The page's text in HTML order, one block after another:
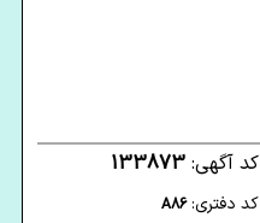
کد آگهی: 133873
کد دفتری:A86